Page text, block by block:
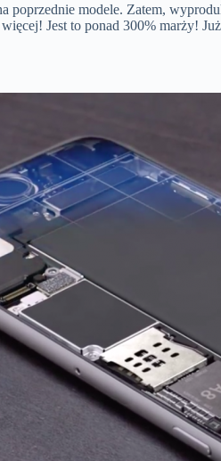
poprzednie modele. Zatem,
Jest to ponad 300% marży!